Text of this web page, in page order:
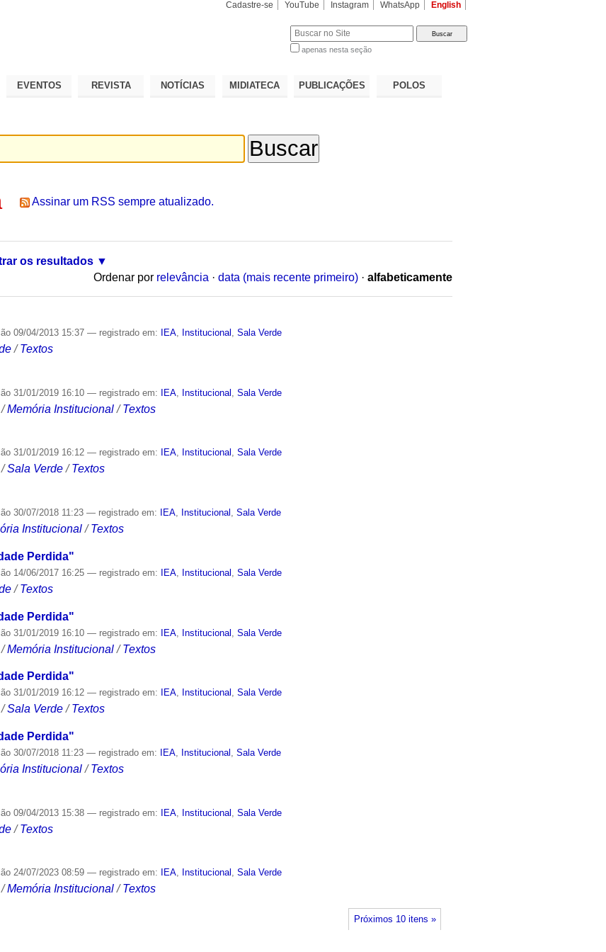
Cadastre-se YouTube Instagram WhatsApp English
apenas nesta seção
EVENTOS REVISTA NOTÍCIAS MIDIATECA PUBLICAÇÕES POLOS
Assinar um RSS sempre atualizado.
os resultados
Ordenar por relevância · data (mais recente primeiro) · alfabeticamente
09/04/2013 15:37— registrado em: IEA Institucional ,Sala Verde
/Textos
31/01/2019 16:10— registrado em: IEA Institucional ,Sala Verde
/Memória Institucional /Textos
31/01/2019 16:12— registrado em: IEA, Institucional ,Sala Verde
/Sala Verde /Textos
30/07/2018 11:23— registrado em: IEA, Institucional ,Sala Verde
Institucional /Textos
Perdida"
14/06/2017 16:25— registrado em: IEA Institucional ,Sala Verde
/Textos
Perdida"
31/01/2019 16:10— registrado em: IEA Institucional ,Sala Verde
/Memória Institucional /Textos
Perdida"
31/01/2019 16:12— registrado em: IEA, Institucional ,Sala Verde
/Sala Verde /Textos
Perdida"
30/07/2018 11:23— registrado em: IEA Institucional ,Sala Verde
Institucional /Textos
09/04/2013 15:38— registrado em: IEA Institucional ,Sala Verde
/Textos
24/07/2023 08:59— registrado em: IEA, Institucional ,Sala Verde
/Memória Institucional /Textos
Próximos 10 itens »